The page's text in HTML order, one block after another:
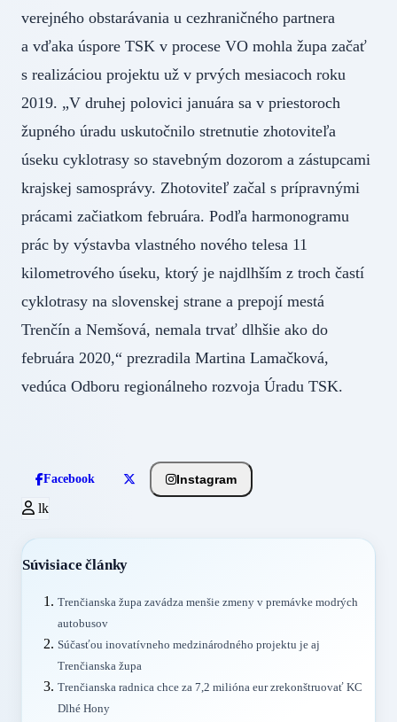
verejného obstarávania u cezhraničného partnera
a vďaka úspore TSK v procese VO mohla župa začať
s realizáciou projektu už v prvých mesiacoch roku
2019. „V druhej polovici januára sa v priestoroch
župného úradu uskutočnilo stretnutie zhotoviteľa
úseku cyklotrasy so stavebným dozorom a zástupcami
krajskej samosprávy. Zhotoviteľ začal s prípravnými
prácami začiatkom februára. Podľa harmonogramu
prác by výstavba vlastného nového telesa 11
kilometrového úseku, ktorý je najdlhším z troch častí
cyklotrasy na slovenskej strane a prepojí mestá
Trenčín a Nemšová, nemala trvať dlhšie ako do
februára 2020,“ prezradila Martina Lamačková,
vedúca Odboru regionálneho rozvoja Úradu TSK.
Facebook Instagram
lk
Súvisiace články
Trenčianska župa zavádza menšie zmeny v premávke modrých
autobusov
Súčasťou inovatívneho medzinárodného projektu je aj
Trenčianska župa
Trenčianska radnica chce za 7,2 milióna eur zrekonštruovať KC
Dlhé Hony